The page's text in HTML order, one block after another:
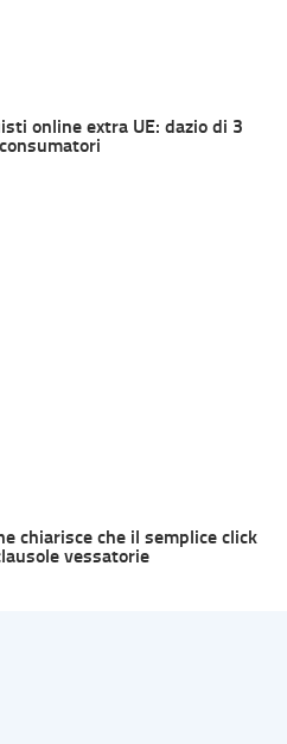
online extra UE: dazio di 3
chiarisce che il semplice click
vessatorie